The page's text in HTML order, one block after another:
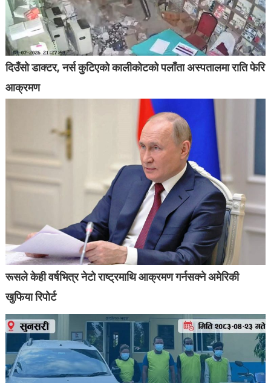
दिउँसो डाक्टर, नर्स कुटिएको कालीकोटको पलाँता अस्पतालमा राति फेरि
आक्रमण
रूसले केही वर्षभित्र नेटो राष्ट्रमाथि आक्रमण गर्नसक्ने अमेरिकी
खुफिया रिपोर्ट